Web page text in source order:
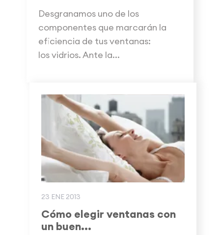
Desgranamos uno de los
componentes que marcarán la
eficiencia de tus ventanas:
los vidrios. Ante la...
23 ENE 2013
Cómo elegir ventanas con
un buen...